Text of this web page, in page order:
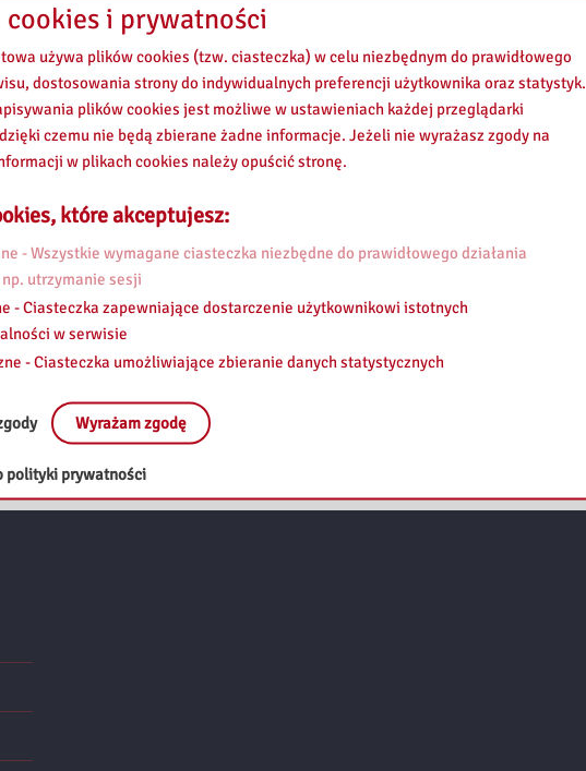
i prywatności
używa plików cookies (tzw. ciasteczka) w celu niezbędnym do prawidłowego
dostosowania strony do indywidualnych preferencji użytkownika oraz statystyk.
plików cookies jest możliwe w ustawieniach każdej przeglądarki
czemu nie będą zbierane żadne informacje. Jeżeli nie wyrażasz zgody na
w plikach cookies należy opuścić stronę.
które akceptujesz:
- Wszystkie wymagane ciasteczka niezbędne do prawidłowego działania
utrzymanie sesji
- Ciasteczka zapewniające dostarczenie użytkownikowi istotnych
w serwisie
- Ciasteczka umożliwiające zbieranie danych statystycznych
Wyrażam zgodę
polityki prywatności